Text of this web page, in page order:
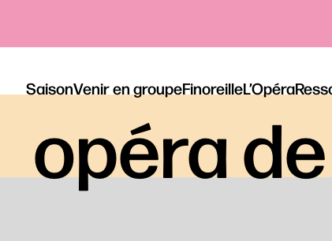
SaisonVenir en groupeFinoreilleL’Opéra
opéra